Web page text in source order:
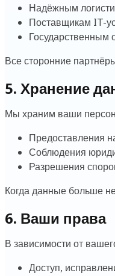
Надёжным
Поставщикам IT-
Государственным
Все сторонние
5. Хранение
Мы храним ваши
Предоставления
Соблюдения
Разрешения
Когда данные больше
6. Ваши права
В зависимости от
Доступ,